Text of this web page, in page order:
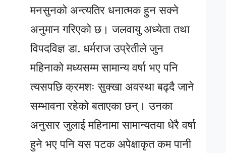
मनसुनको अन्त्यतिर धनात्मक हुन सक्ने
अनुमान गरिएको छ। जलवायु अध्येता तथा
विपदविज्ञ डा. धर्मराज उप्रेतीले जुन
महिनाको मध्यसम्म सामान्य वर्षा भए पनि
त्यसपछि क्रमशः सुक्खा अवस्था बढ्दै जाने
सम्भावना रहेको बताएका छन्। उनका
अनुसार जुलाई महिनामा सामान्यतया धेरै वर्षा
हुने भए पनि यस पटक अपेक्षाकृत कम पानी